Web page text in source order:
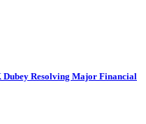
Resolving Major Financial